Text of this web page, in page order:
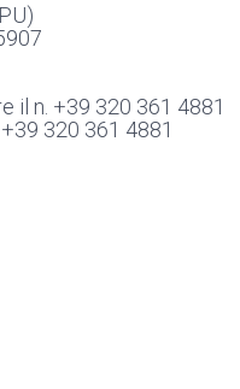
il n. +39 320 361 4881
320 361 4881